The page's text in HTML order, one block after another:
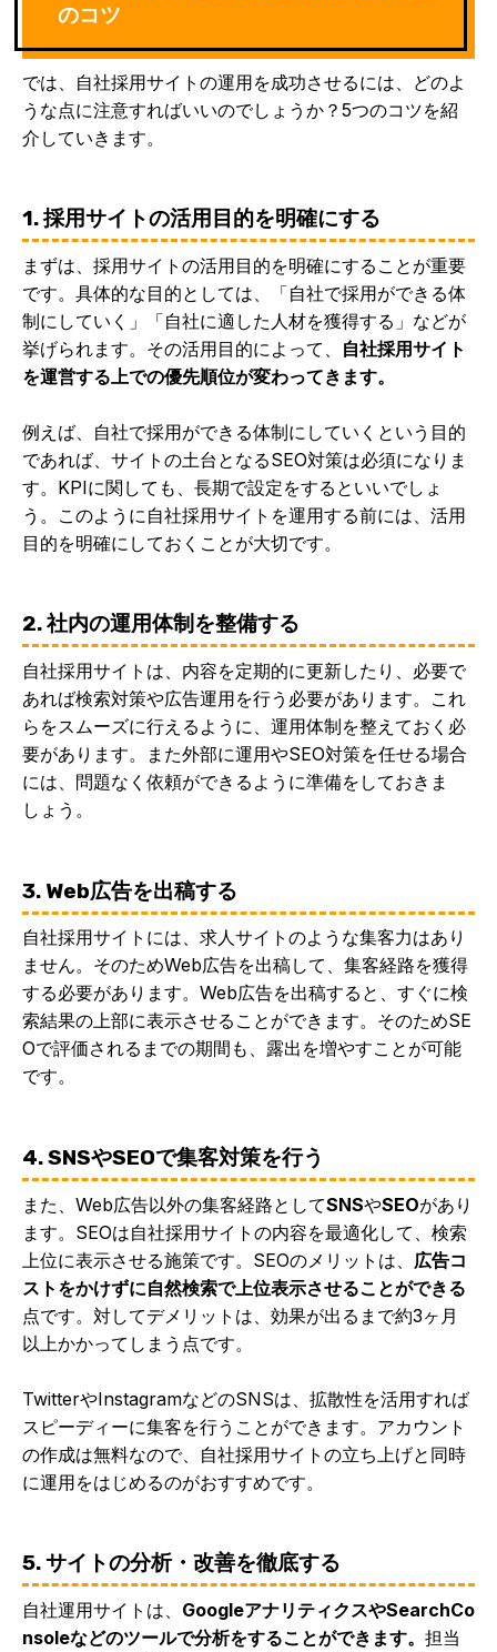
のコツ
では、自社採用サイトの運用を成功させるには、どのよ
うな点に注意すればいいのでしょうか？5つのコツを紹
介していきます。
1. 採用サイトの活用目的を明確にする
まずは、採用サイトの活用目的を明確にすることが重要
です。具体的な目的としては、「自社で採用ができる体
制にしていく」「自社に適した人材を獲得する」などが
挙げられます。その活用目的によって、 自社採用サイト
を運営する上での優先順位が変わってきます。
例えば、自社で採用ができる体制にしていくという目的
であれば、サイトの土台となるSEO対策は必須になりま
す。KPIに関しても、長期で設定をするといいでしょ
う。このように自社採用サイトを運用する前には、活用
目的を明確にしておくことが大切です。
2. 社内の運用体制を整備する
自社採用サイトは、内容を定期的に更新したり、必要で
あれば検索対策や広告運用を行う必要があります。これ
らをスムーズに行えるように、運用体制を整えておく必
要があります。また外部に運用やSEO対策を任せる場合
には、問題なく依頼ができるように準備をしておきま
しょう。
3. Web広告を出稿する
自社採用サイトには、求人サイトのような集客力はあり
ません。そのためWeb広告を出稿して、集客経路を獲得
する必要があります。Web広告を出稿すると、すぐに検
索結果の上部に表示させることができます。そのためSE
Oで評価されるまでの期間も、露出を増やすことが可能
です。
4. SNSやSEOで集客対策を行う
また、Web広告以外の集客経路としてSNSやSEOがあり
ます。SEOは自社採用サイトの内容を最適化して、検索
上位に表示させる施策です。SEOのメリットは、 広告コ
ストをかけずに自然検索で上位表示させることができる
点です。対してデメリットは、効果が出るまで約3ヶ月
以上かかってしまう点です。
TwitterやInstagramなどのSNSは、拡散性を活用すれば
スピーディーに集客を行うことができます。アカウント
の作成は無料なので、自社採用サイトの立ち上げと同時
に運用をはじめるのがおすすめです。
5. サイトの分析・改善を徹底する
自社運用サイトは、 GoogleアナリティクスやSearchCo
nsoleなどのツールで分析をすることができます。 担当